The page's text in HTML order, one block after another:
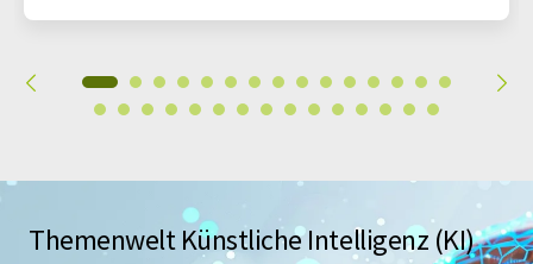
Themenwelt Künstliche Intelligenz (KI)